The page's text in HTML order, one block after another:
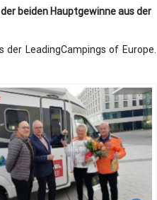
beiden Hauptgewinne aus der
LeadingCampings of Europe.